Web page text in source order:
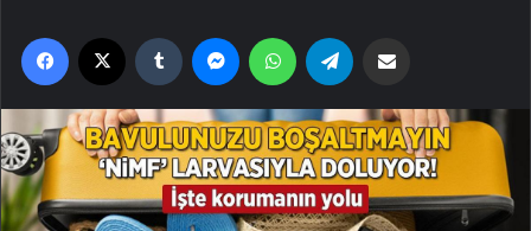
Facebook Tumblr MessengerWhatsApp